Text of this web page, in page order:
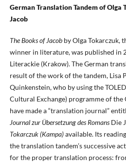
German Translation Tandem of Olga
Jacob
The Books of Jacobby Olga Tokarczuk,
winner in literature, was published in
Literackie (Krakow). The German
result of the work of the tandem, Lisa
Quinkenstein, who by using the
Cultural Exchange) programme of the
have made a “translation journal”
Journal zur Übersetzung des RomansDie
Tokarczuk (Kampa)available. Its
the translation tandem’s successive
for the proper translation process: